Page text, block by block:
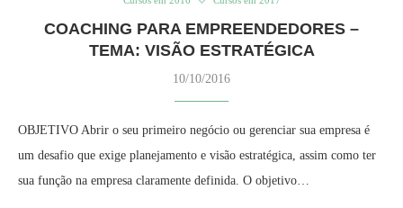
COACHING PARA EMPREENDEDORES –
TEMA: VISÃO ESTRATÉGICA
10/10/2016
OBJETIVO Abrir o seu primeiro negócio ou gerenciar sua empresa é
um desafio que exige planejamento e visão estratégica, assim como ter
sua função na empresa claramente definida. O objetivo…